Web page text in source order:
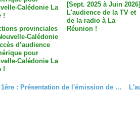
provinciales
Calédonie
d’audience
pour
Calédonie La
!
[Sept. 2025 à Juin 2026]
L'audience de la TV et
de la radio à La
Réunion !
Saint-Pierre-et-Miquelon la 1ère : Présentation de l'émission de radio « Brume de Capelans »